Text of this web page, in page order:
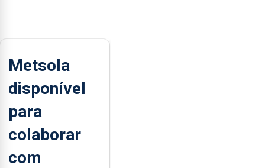
Metsola
disponível
para
colaborar
com